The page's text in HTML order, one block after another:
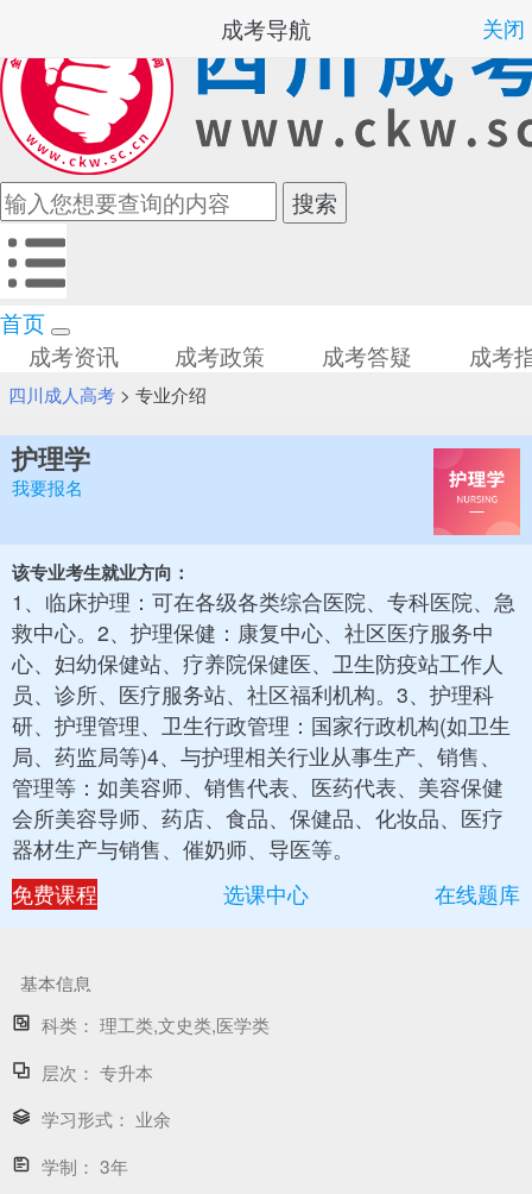
首页
成考资讯
成考政策 成考答疑 成考
四川成人高考> 专业介绍
护理学
我要报名
该专业考生就业方向：
1、临床护理：可在各级各类综合医院、专科医院、急
救中心。2、护理保健：康复中心、社区医疗服务中
心、妇幼保健站、疗养院保健医、卫生防疫站工作人
员、诊所、医疗服务站、社区福利机构。3、护理科
研、护理管理、卫生行政管理：国家行政机构(如卫生
局、药监局等)4、与护理相关行业从事生产、销售、
管理等：如美容师、销售代表、医药代表、美容保健
会所美容导师、药店、食品、保健品、化妆品、医疗
器材生产与销售、催奶师、导医等。
免费课程
选课中心 在线题库
基本信息
科类： 理工类,文史类,医学类
层次： 专升本
学习形式： 业余
学制： 3年
成考导航 关闭